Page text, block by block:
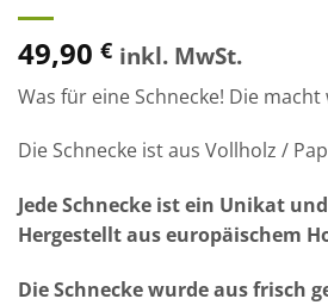
49,90 € inkl. MwSt.
Was für eine Schnecke! Die
Die Schnecke ist aus Vollholz /
Jede Schnecke ist ein Unikat
Hergestellt aus europäischem
Die Schnecke wurde aus frisch